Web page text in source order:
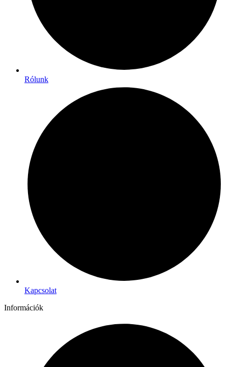
Rólunk
Kapcsolat
Információk